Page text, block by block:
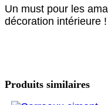
Un must pour les
décoration intérieure !
Produits similaires